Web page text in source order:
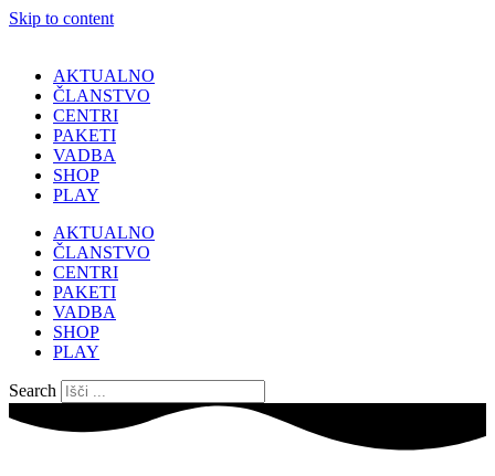
Skip to content
AKTUALNO
ČLANSTVO
CENTRI
PAKETI
VADBA
SHOP
PLAY
AKTUALNO
ČLANSTVO
CENTRI
PAKETI
VADBA
SHOP
PLAY
Search